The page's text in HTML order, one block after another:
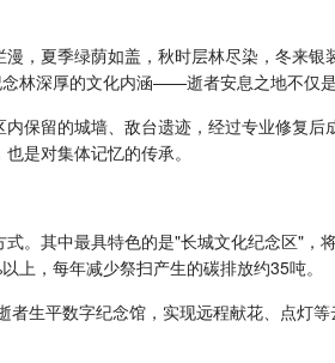
，夏季绿荫如盖，秋时层林尽染，冬来
林深厚的文化内涵——逝者安息之地不仅
保留的城墙、敌台遗迹，经过专业修复
是对集体记忆的传承。
。其中最具特色的是"长城文化纪念区"
上，每年减少祭扫产生的碳排放约35吨。
生平数字纪念馆，实现远程献花、点灯